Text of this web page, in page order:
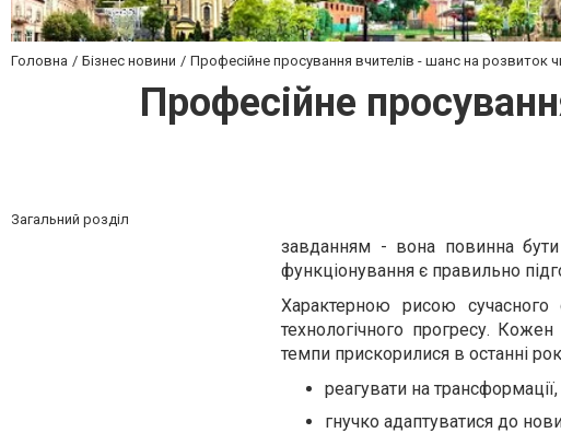
Головна Бізнес новини Професійне просування вчителів - шанс на розвиток
Професійне
Загальний розділ
завданням - вона повинна
функціонування є правильно
Характерною рисою сучасного
технологічного прогресу.
темпи прискорилися в останні
реагувати на
гнучко адаптуватися до